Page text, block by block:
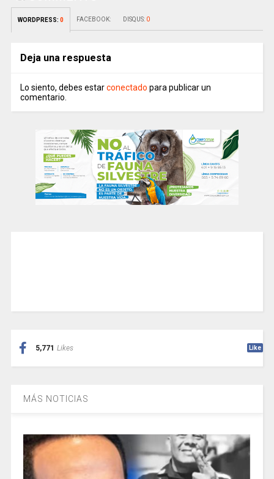
WORDPRESS: 0 FACEBOOK: DISQUS: 0
Deja una respuesta
Lo siento, debes estarconectado para publicar un
comentario.
5,771 Likes Like
MÁS NOTICIAS